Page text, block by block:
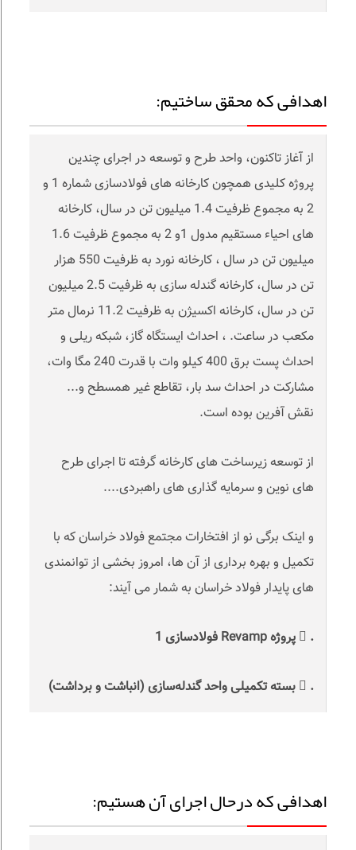
اهدافی که محقق ساختیم:
از آغاز تاکنون، واحد طرح و توسعه در اجرای چندین
پروژه کلیدی همچون کارخانه های فولادسازی شماره 1 و
2 به مجموع ظرفیت 1.4 میلیون تن در سال، کارخانه
های احیاء مستقیم مدول 1و 2 به مجموع ظرفیت 1.6
میلیون تن در سال ، کارخانه نورد به ظرفیت 550 هزار
تن در سال، کارخانه گندله سازی به ظرفیت 2.5 میلیون
تن در سال، کارخانه اکسیژن به ظرفیت 11.2 نرمال متر
مکعب در ساعت. ، احداث ایستگاه گاز، شبکه ریلی و
احداث پست برق 400 کیلو وات با قدرت 240 مگا وات،
مشارکت در احداث سد بار، تقاطع غیر همسطح و...
نقش آفرین بوده است.
از توسعه زیرساخت های کارخانه گرفته تا اجرای طرح
های نوین و سرمایه گذاری های راهبردی....
و اینک برگی نو از افتخارات مجتمع فولاد خراسان که با
تکمیل و بهره برداری از آن ها، امروز بخشی از توانمندی
های پایدار فولاد خراسان به شمار می آیند:
.  پروژه Revamp فولادسازی 1
.  بسته تکمیلی واحد گندله‌سازی (انباشت و برداشت)
اهدافی که درحال اجرای آن هستیم: